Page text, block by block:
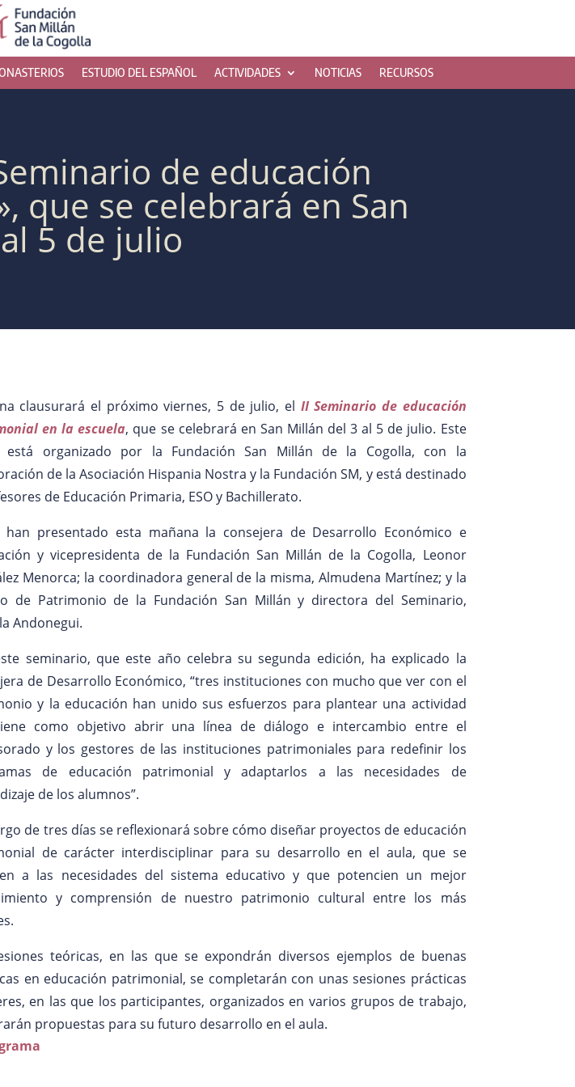
ESTUDIO DEL ESPAÑOL ACTIVIDADES NOTICIAS RECURSOS
de educación
que se celebrará en San
5 de julio
clausurará el próximo viernes, 5 de julio, el II Seminario de educación
en la escuela, que se celebrará en San Millán del 3 al 5 de julio. Este
está organizado por la Fundación San Millán de la Cogolla, con la
de la Asociación Hispania Nostra y la Fundación SM, y está destinado
de Educación Primaria, ESO y Bachillerato.
han presentado esta mañana la consejera de Desarrollo Económico e
y vicepresidenta de la Fundación San Millán de la Cogolla, Leonor
Menorca; la coordinadora general de la misma, Almudena Martínez; y la
de Patrimonio de la Fundación San Millán y directora del Seminario,
Andonegui.
seminario, que este año celebra su segunda edición, ha explicado la
de Desarrollo Económico, “tres instituciones con mucho que ver con el
y la educación han unido sus esfuerzos para plantear una actividad
como objetivo abrir una línea de diálogo e intercambio entre el
y los gestores de las instituciones patrimoniales para redefinir los
de educación patrimonial y adaptarlos a las necesidades de
de los alumnos”.
de tres días se reflexionará sobre cómo diseñar proyectos de educación
de carácter interdisciplinar para su desarrollo en el aula, que se
a las necesidades del sistema educativo y que potencien un mejor
y comprensión de nuestro patrimonio cultural entre los más
teóricas, en las que se expondrán diversos ejemplos de buenas
en educación patrimonial, se completarán con unas sesiones prácticas
en las que los participantes, organizados en varios grupos de trabajo,
propuestas para su futuro desarrollo en el aula.